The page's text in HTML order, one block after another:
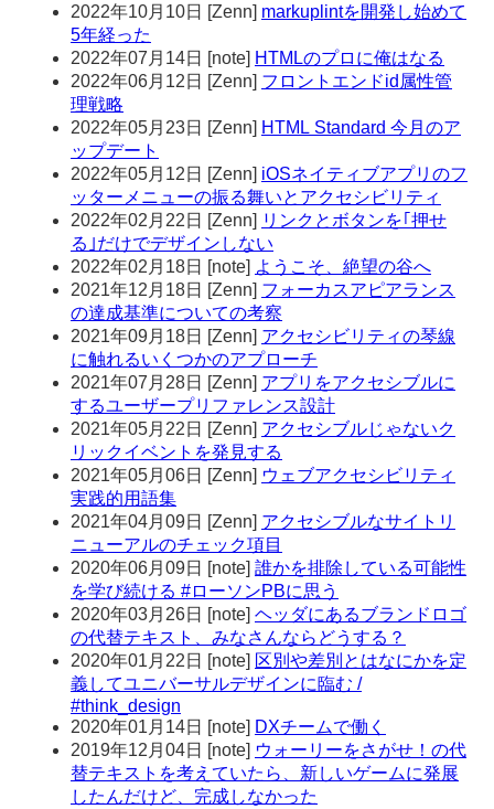
2022年10月10日 [Zenn] markuplintを開発し始めて
5年経った
2022年07月14日 [note] HTMLのプロに俺はなる
2022年06月12日 [Zenn] フロントエンドid属性管
理戦略
2022年05月23日 [Zenn] HTML Standard 今月のア
ップデート
2022年05月12日 [Zenn] iOSネイティブアプリのフ
ッターメニューの振る舞いとアクセシビリティ
2022年02月22日 [Zenn] リンクとボタンを｢押せ
る｣だけでデザインしない
2022年02月18日 [note] ようこそ、絶望の谷へ
2021年12月18日 [Zenn] フォーカスアピアランス
の達成基準についての考察
2021年09月18日 [Zenn] アクセシビリティの琴線
に触れるいくつかのアプローチ
2021年07月28日 [Zenn] アプリをアクセシブルに
するユーザープリファレンス設計
2021年05月22日 [Zenn] アクセシブルじゃないク
リックイベントを発見する
2021年05月06日 [Zenn] ウェブアクセシビリティ
実践的用語集
2021年04月09日 [Zenn] アクセシブルなサイトリ
ニューアルのチェック項目
2020年06月09日 [note] 誰かを排除している可能性
を学び続ける #ローソンPBに思う
2020年03月26日 [note] ヘッダにあるブランドロゴ
の代替テキスト、みなさんならどうする？
2020年01月22日 [note] 区別や差別とはなにかを定
義してユニバーサルデザインに臨む /
#think_design
2020年01月14日 [note] DXチームで働く
2019年12月04日 [note] ウォーリーをさがせ！の代
替テキストを考えていたら、新しいゲームに発展
したんだけど、完成しなかった